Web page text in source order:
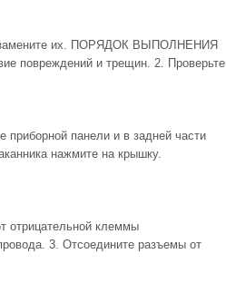
замените их. ПОРЯДОК ВЫПОЛНЕНИЯ
повреждений и трещин. 2. Проверьте
панели и в задней части
нажмите на крышку.
клеммы
3. Отсоедините разъемы от